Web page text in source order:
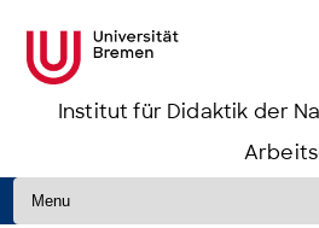
Institut für Didaktik der
Zum Inhalt springen